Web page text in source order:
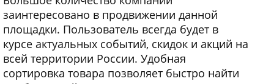
заинтересовано в продвижении данной
площадки. Пользователь всегда будет в
курсе актуальных событий, скидок и акций на
всей территории России. Удобная
сортировка товара позволяет быстро найти